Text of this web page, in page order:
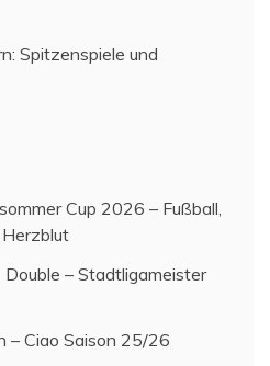
Spitzenspiele und
Cup 2026 – Fußball,
Double – Stadtligameister
– Ciao Saison 25/26